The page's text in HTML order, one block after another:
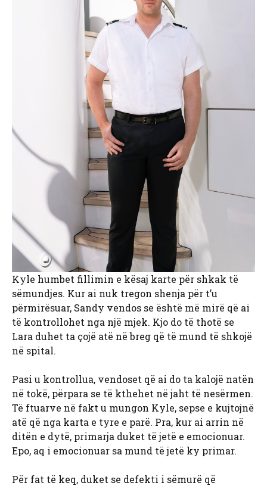
Kyle humbet fillimin e kësaj karte për shkak të
sëmundjes. Kur ai nuk tregon shenja për t’u
përmirësuar, Sandy vendos se është më mirë që ai
të kontrollohet nga një mjek. Kjo do të thotë se
Lara duhet ta çojë atë në breg që të mund të shkojë
në spital.
Pasi u kontrollua, vendoset që ai do ta kalojë natën
në tokë, përpara se të kthehet në jaht të nesërmen.
Të ftuarve në fakt u mungon Kyle, sepse e kujtojnë
atë që nga karta e tyre e parë. Pra, kur ai arrin në
ditën e dytë, primarja duket të jetë e emocionuar.
Epo, aq i emocionuar sa mund të jetë ky primar.
Për fat të keq, duket se defekti i sëmurë që